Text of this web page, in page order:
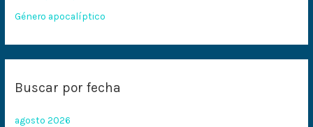
Género apocalíptico
Buscar por fecha
agosto 2026